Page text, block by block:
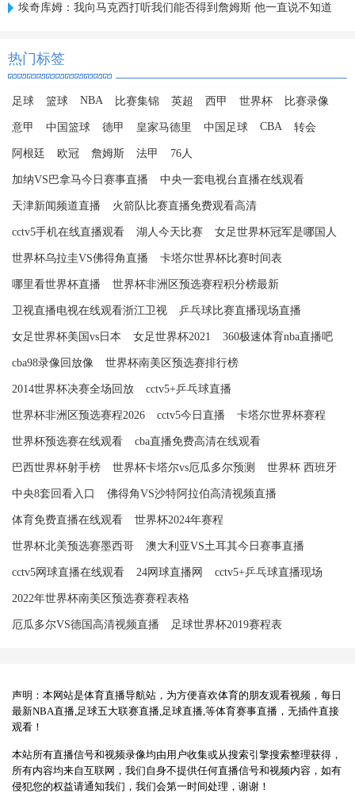
埃奇库姆：我向马克西打听我们能否得到詹姆斯 他一直说不知道
热门标签
足球 篮球 NBA 比赛集锦 英超 西甲 世界杯 比赛录像
意甲 中国篮球 德甲 皇家马德里 中国足球 CBA 转会
阿根廷 欧冠 詹姆斯 法甲 76人
加纳VS巴拿马今日赛事直播 中央一套电视台直播在线观看
天津新闻频道直播 火箭队比赛直播免费观看高清
cctv5手机在线直播观看 湖人今天比赛 女足世界杯冠军是哪国人
世界杯乌拉圭VS佛得角直播 卡塔尔世界杯比赛时间表
哪里看世界杯直播 世界杯非洲区预选赛程积分榜最新
卫视直播电视在线观看浙江卫视 乒乓球比赛直播现场直播
女足世界杯美国vs日本 女足世界杯2021 360极速体育nba直播吧
cba98录像回放像 世界杯南美区预选赛排行榜
2014世界杯决赛全场回放 cctv5+乒乓球直播
世界杯非洲区预选赛程2026 cctv5今日直播 卡塔尔世界杯赛程
世界杯预选赛在线观看 cba直播免费高清在线观看
巴西世界杯射手榜 世界杯卡塔尔vs厄瓜多尔预测 世界杯 西班牙
中央8套回看入口 佛得角VS沙特阿拉伯高清视频直播
体育免费直播在线观看 世界杯2024年赛程
世界杯北美预选赛墨西哥 澳大利亚VS土耳其今日赛事直播
cctv5网球直播在线观看 24网球直播网 cctv5+乒乓球直播现场
2022年世界杯南美区预选赛赛程表格
厄瓜多尔VS德国高清视频直播 足球世界杯2019赛程表
声明：本网站是体育直播导航站，为方便喜欢体育的朋友观看视频，每日
最新NBA直播,足球五大联赛直播,足球直播,等体育赛事直播，无插件直接
观看！
本站所有直播信号和视频录像均由用户收集或从搜索引擎搜索整理获得，
所有内容均来自互联网，我们自身不提供任何直播信号和视频内容，如有
侵犯您的权益请通知我们，我们会第一时间处理，谢谢！